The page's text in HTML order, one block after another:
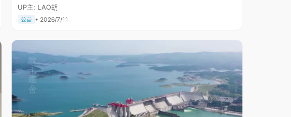
UP主: LAO胡
公益 • 2026/7/11